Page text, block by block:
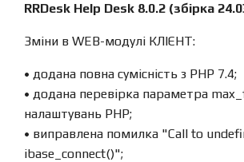
RRDesk Help Desk 8.0.2 (збірка
Зміни в WEB-модулі КЛІЄНТ:
• додана повна сумісність з PHP 7.4;
• додана перевірка параметра
налаштувань PHP;
• виправлена ​​помилка "Call to
ibase_connect()";